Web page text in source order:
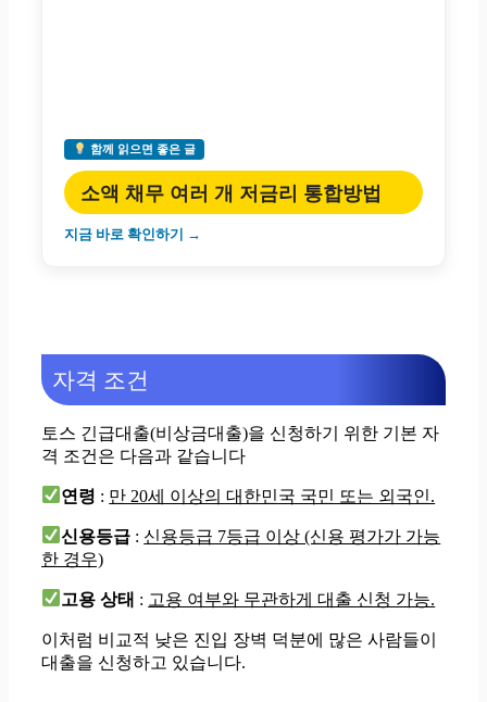
함께 읽으면 좋은 글
소액 채무 여러 개 저금리 통합방법
지금 바로 확인하기 →
자격 조건
토스 긴급대출(비상금대출)을 신청하기 위한 기본 자
격 조건은 다음과 같습니다
연령 : 만 20세 이상의 대한민국 국민 또는 외국인.
신용등급 : 신용등급 7등급 이상 (신용 평가가 가능
한 경우)
고용 상태 : 고용 여부와 무관하게 대출 신청 가능.
이처럼 비교적 낮은 진입 장벽 덕분에 많은 사람들이
대출을 신청하고 있습니다.